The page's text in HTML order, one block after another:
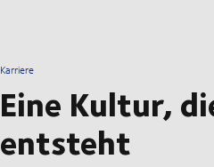
Karriere
Eine Kultur,
entsteht